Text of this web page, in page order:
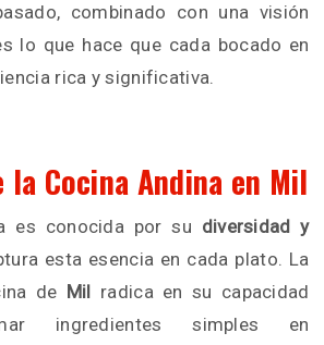
combinado con una visión
lo que hace que cada bocado en
rica y significativa.
la Cocina Andina en Mil
es conocida por su diversidad y
esta esencia en cada plato. La
de Mil radica en su capacidad
ingredientes simples en